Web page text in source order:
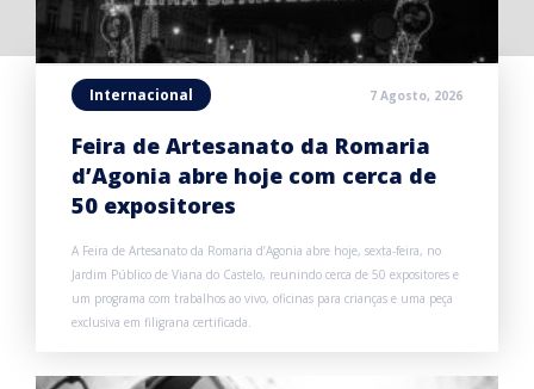
Internacional 7 Agosto, 2026
Feira de Artesanato da Romaria
d’Agonia abre hoje com cerca de
50 expositores
A Feira de Artesanato da Romaria d’Agonia abre hoje, sexta-feira, no
Jardim Público de Viana do Castelo, reunindo cerca de 50 expositores e
um programa com trabalhos ao vivo, oficinas para crianças e uma peça
exclusiva em filigrana certificada.